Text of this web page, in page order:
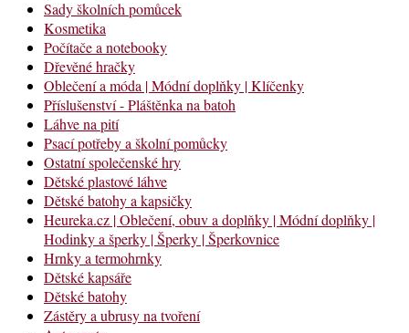
Sady školních pomůcek
Kosmetika
Počítače a notebooky
Dřevěné hračky
Oblečení a móda | Módní doplňky | Klíčenky
Příslušenství - Pláštěnka na batoh
Láhve na pití
Psací potřeby a školní pomůcky
Ostatní společenské hry
Dětské plastové láhve
Dětské batohy a kapsičky
Heureka.cz | Oblečení, obuv a doplňky | Módní doplňky |
Hodinky a šperky | Šperky | Šperkovnice
Hrnky a termohrnky
Dětské kapsáře
Dětské batohy
Zástěry a ubrusy na tvoření